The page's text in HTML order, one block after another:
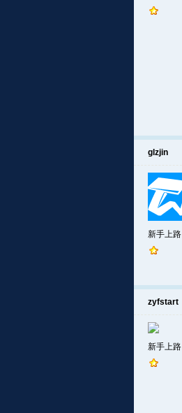
glzjin
新手上路
zyfstart
新手上路